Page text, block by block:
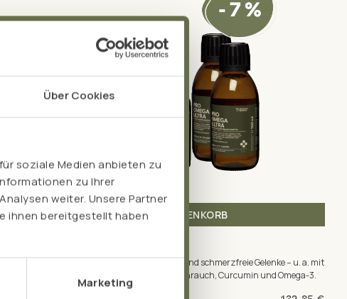
Über Cookies
soziale Medien anbieten zu
zu Ihrer
weiter. Unsere Partner
ihnen bereitgestellt haben
Marketing
IN DEN WARENKORB
Unser Gelenk-Aktiv-Paket für gesunde und schmerzfreie Gelenke – u. a. mit
UCII®-Kollagen, Gelenknährstoffen, Weihrauch, Curcumin und Omega-3.